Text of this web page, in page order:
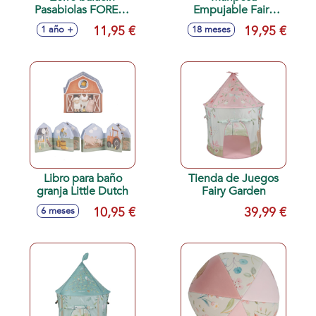
Pasabiolas FOREST
FRIENDS
1 año + 11,95 €
Empujable Fairy
Garden
18 meses 19,95 €
Libro para baño
granja Little Dutch
6 meses 10,95 €
Tienda de Juegos
Fairy Garden
39,99 €